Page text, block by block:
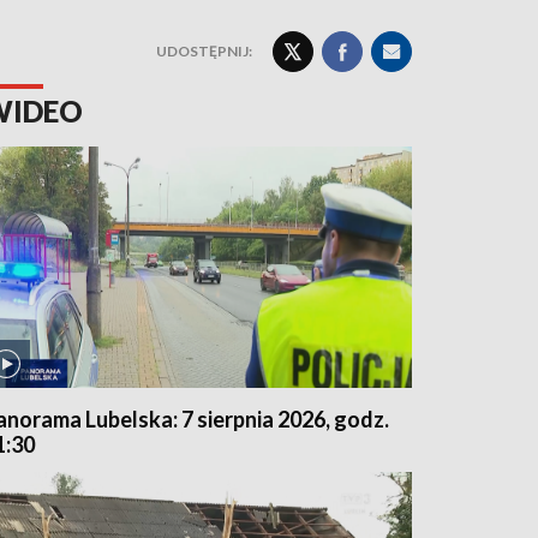
UDOSTĘPNIJ:
Lubelska: 7 sierpnia 2026, godz.